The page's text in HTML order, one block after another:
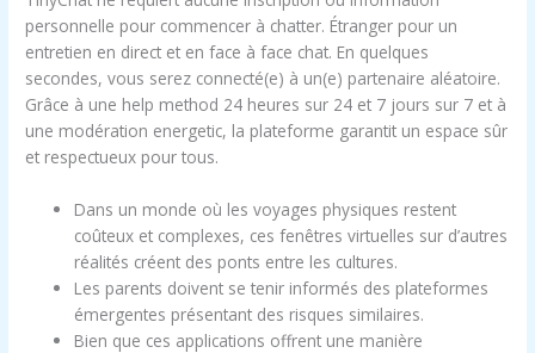
personnelle pour commencer à chatter. Étranger pour un
entretien en direct et en face à face chat. En quelques
secondes, vous serez connecté(e) à un(e) partenaire aléatoire.
Grâce à une help method 24 heures sur 24 et 7 jours sur 7 et à
une modération energetic, la plateforme garantit un espace sûr
et respectueux pour tous.
Dans un monde où les voyages physiques restent
coûteux et complexes, ces fenêtres virtuelles sur d’autres
réalités créent des ponts entre les cultures.
Les parents doivent se tenir informés des plateformes
émergentes présentant des risques similaires.
Bien que ces applications offrent une manière